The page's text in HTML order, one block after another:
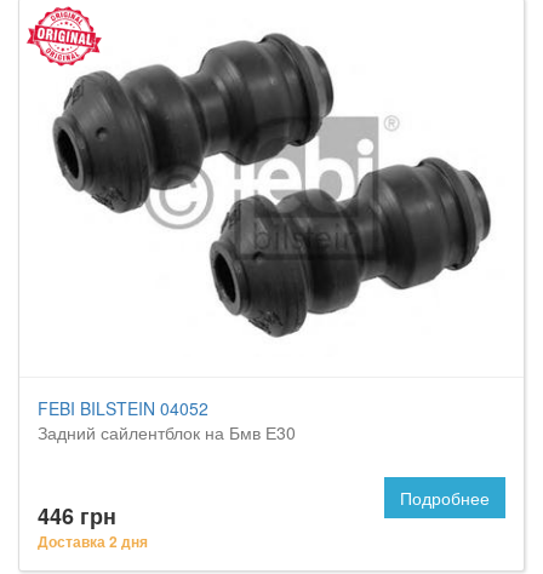
FEBI BILSTEIN 04052
Задний сайлентблок на Бмв Е30
446 грн
Доставка 2 дня
Подробнее